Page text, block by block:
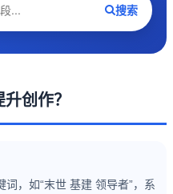
搜索
创作？
词，如“末世 基建 领导者”，系